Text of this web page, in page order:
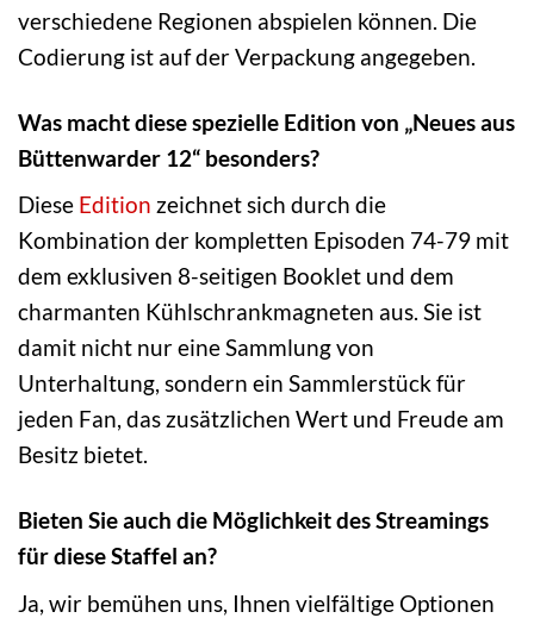
verschiedene Regionen abspielen können. Die
Codierung ist auf der Verpackung angegeben.
Was macht diese spezielle Edition von „Neues aus
Büttenwarder 12“ besonders?
Diese Edition zeichnet sich durch die
Kombination der kompletten Episoden 74-79 mit
dem exklusiven 8-seitigen Booklet und dem
charmanten Kühlschrankmagneten aus. Sie ist
damit nicht nur eine Sammlung von
Unterhaltung, sondern ein Sammlerstück für
jeden Fan, das zusätzlichen Wert und Freude am
Besitz bietet.
Bieten Sie auch die Möglichkeit des Streamings
für diese Staffel an?
Ja, wir bemühen uns, Ihnen vielfältige Optionen